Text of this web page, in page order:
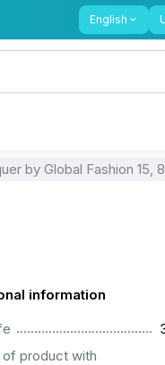
English
by Global Fashion 15,
information
of product with